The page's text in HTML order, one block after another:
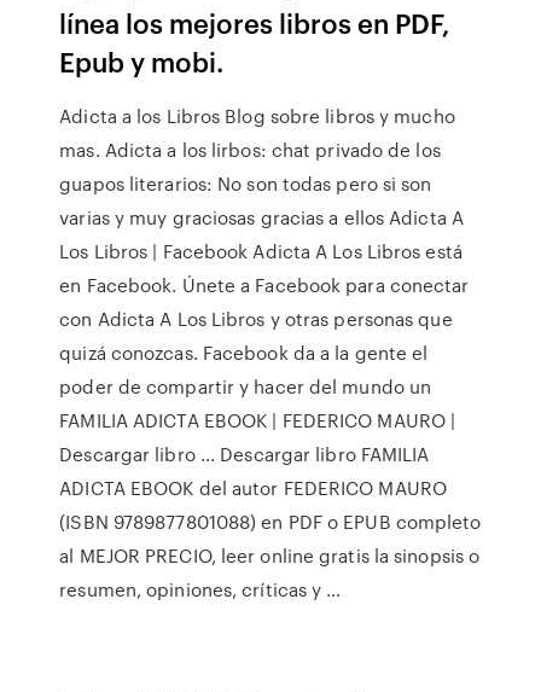
línea los mejores libros en PDF,
Epub y mobi.
Adicta a los Libros Blog sobre libros y mucho
mas. Adicta a los lirbos: chat privado de los
guapos literarios: No son todas pero si son
varias y muy graciosas gracias a ellos Adicta A
Los Libros | Facebook Adicta A Los Libros está
en Facebook. Únete a Facebook para conectar
con Adicta A Los Libros y otras personas que
quizá conozcas. Facebook da a la gente el
poder de compartir y hacer del mundo un
FAMILIA ADICTA EBOOK | FEDERICO MAURO |
Descargar libro ... Descargar libro FAMILIA
ADICTA EBOOK del autor FEDERICO MAURO
(ISBN 9789877801088) en PDF o EPUB completo
al MEJOR PRECIO, leer online gratis la sinopsis o
resumen, opiniones, críticas y …